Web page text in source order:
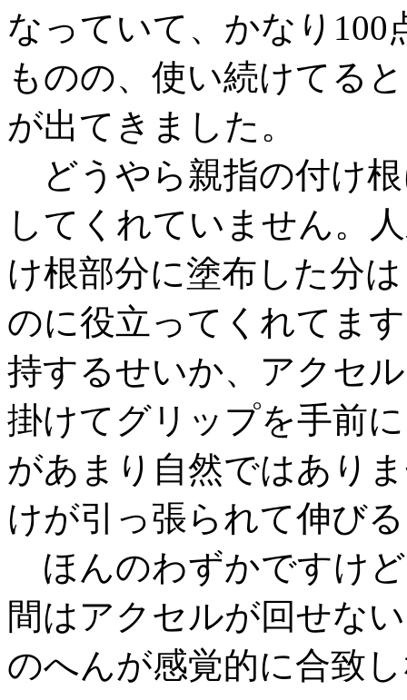
なっていて、かなり
ものの、使い続けてる
が出てきました。
どうやら親指の付け
してくれていません。
け根部分に塗布した分
のに役立ってくれてま
持するせいか、アクセ
掛けてグリップを手前
があまり自然ではあり
けが引っ張られて伸び
ほんのわずかですけ
間はアクセルが回せな
のへんが感覚的に合致